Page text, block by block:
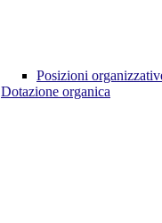
Posizioni
Dotazione organica